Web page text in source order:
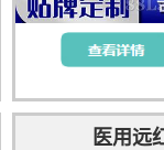
医用远